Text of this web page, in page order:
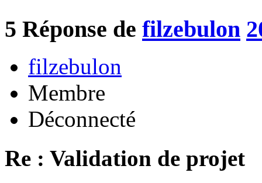
5 Réponse de filzebulon
filzebulon
Membre
Déconnecté
Re : Validation de projet